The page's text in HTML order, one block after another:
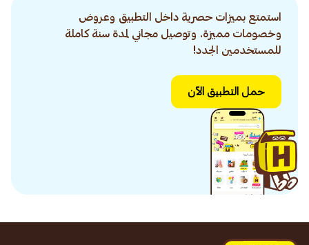
استمتع بميزات حصرية داخل التطبيق وعروض
وخصومات مميزة. وتوصيل مجاني لمدة سنة كاملة
للمستخدمين الجدد!
حمل التطبيق الآن